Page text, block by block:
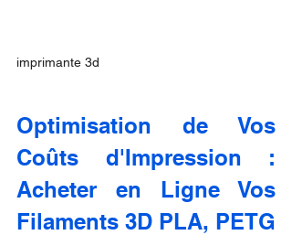
imprimante 3d
Optimisation de Vos
Coûts d'Impression :
Acheter en Ligne Vos
Filaments 3D PLA, PETG